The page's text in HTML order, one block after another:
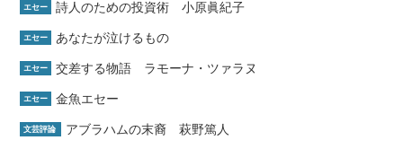
エセー 詩人のための投資術 小原眞紀子
エセー あなたが泣けるもの
エセー 交差する物語 ラモーナ・ツァラヌ
エセー 金魚エセー
文芸評論 アブラハムの末裔 萩野篤人